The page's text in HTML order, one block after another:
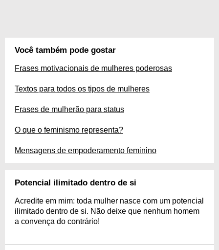
Você também pode gostar
Frases motivacionais de mulheres poderosas
Textos para todos os tipos de mulheres
Frases de mulherão para status
O que o feminismo representa?
Mensagens de empoderamento feminino
Potencial ilimitado dentro de si
Acredite em mim: toda mulher nasce com um potencial
ilimitado dentro de si. Não deixe que nenhum homem
a convença do contrário!